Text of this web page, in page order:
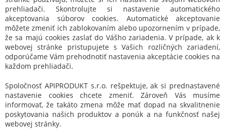
prehliadači. Skontrolujte si nastavenie automatického
akceptovania súborov cookies. Automatické akceptovanie
môžete zmeniť ich zablokovaním alebo upozornením v prípade,
že sa majú cookies zaslať do Vášho zariadenia. V prípade, ak k
webovej stránke pristupujete s Vašich rozličných zariadení,
odporúčame Vám prehodnotiť nastavenia akceptácie cookies na
každom prehliadači.
Spoločnosť APIPRODUKT s.r.o. rešpektuje, ak si prednastavené
nastavenie cookies chcete zmeniť. Zároveň Vás musíme
informovať, že takáto zmena môže mať dopad na skvalitnenie
poskytovania našich produktov a ponúk a na funkčnosť našej
webovej stránky.